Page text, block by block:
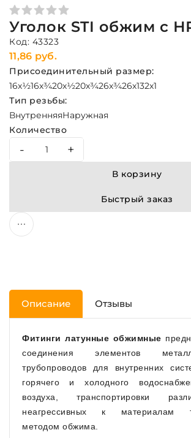
Уголок STI обжим с
Код: 43323
11,86 руб.
Присоединительный размер:
16х½16х¾20х½20х¾26х¾26х132х1
Тип резьбы:
ВнутренняяНаружная
Количество
- +
В корзину
Быстрый заказ
Описание Отзывы
Фитинги латунные обжимные
соединения элементов
трубопроводов для внутренних
горячего и холодного
воздуха, транспортировки
неагрессивных к материалам
методом обжима.